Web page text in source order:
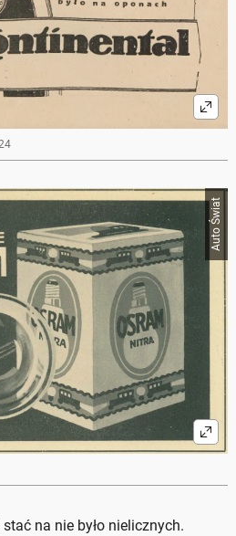
Auto Świat
na nie było nielicznych.